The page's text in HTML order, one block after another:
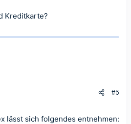
Kreditkarte?
#5
lässt sich folgendes entnehmen: